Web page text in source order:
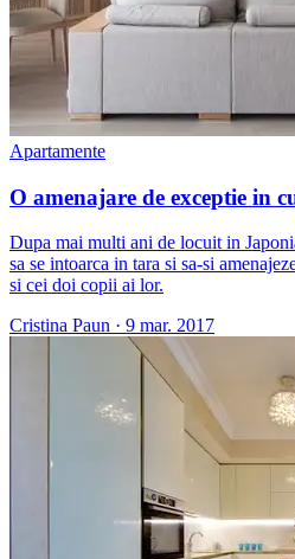
Apartamente
O amenajare de exceptie in
Dupa mai multi ani de locuit in
sa se intoarca in tara si sa-si
si cei doi copii ai lor.
Cristina Paun · 9 mar. 2017